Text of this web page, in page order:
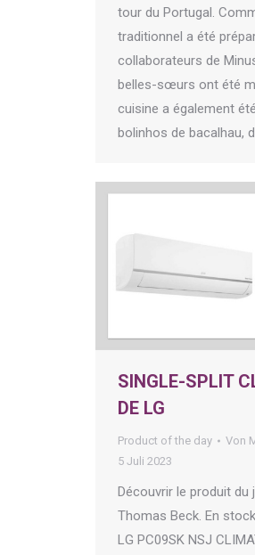
tour du Portugal.
traditionnel a été
collaborateurs de
belles-sœurs ont été
cuisine a également
bolinhos de bacalhau,
SINGLE-SPLIT
DE LG
Product of the day Von
5 Juli 2023
Découvrir le produit
Thomas Beck. En
LG PC09SK NSJ